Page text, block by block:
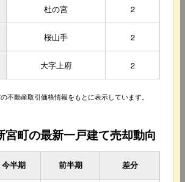
杜の宮 2
桜山手 2
大字上府 2
不動産取引価格情報をもとに表示しています。
宮町の最新一戸建て売却動向
今半期 前半期 差分